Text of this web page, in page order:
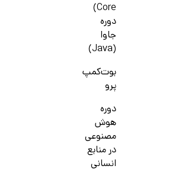
Core)
دوره
جاوا
(Java)
بوت‌کمپ
پرو
دوره
هوش
مصنوعی
در منابع
انسانی